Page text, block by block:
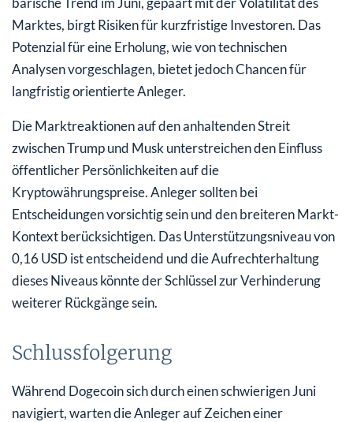
Marktes, birgt Risiken für kurzfristige Investoren. Das
Potenzial für eine Erholung, wie von technischen
Analysen vorgeschlagen, bietet jedoch Chancen für
langfristig orientierte Anleger.
Die Marktreaktionen auf den anhaltenden Streit
zwischen Trump und Musk unterstreichen den Einfluss
öffentlicher Persönlichkeiten auf die
Kryptowährungspreise. Anleger sollten bei
Entscheidungen vorsichtig sein und den breiteren Markt-
Kontext berücksichtigen. Das Unterstützungsniveau von
0,16 USD ist entscheidend und die Aufrechterhaltung
dieses Niveaus könnte der Schlüssel zur Verhinderung
weiterer Rückgänge sein.
Schlussfolgerung
Während Dogecoin sich durch einen schwierigen Juni
navigiert, warten die Anleger auf Zeichen einer